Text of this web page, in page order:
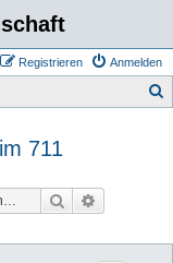
Anmelden
Registrieren
711
Suche